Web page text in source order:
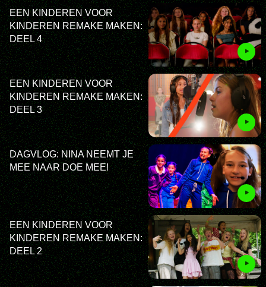
EEN KINDEREN VOOR
KINDEREN REMAKE MAKEN:
DEEL 4
EEN KINDEREN VOOR
KINDEREN REMAKE MAKEN:
DEEL 3
DAGVLOG: NINA NEEMT JE
MEE NAAR DOE MEE!
EEN KINDEREN VOOR
KINDEREN REMAKE MAKEN:
DEEL 2